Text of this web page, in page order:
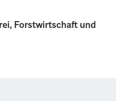
Forstwirtschaft und